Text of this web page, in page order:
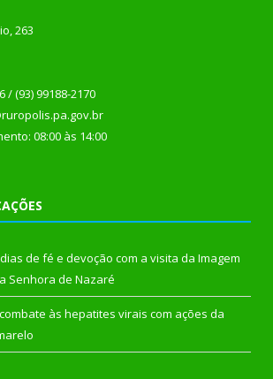
263
/ (93) 99188-2170
08:00 às 14:00
de fé e devoção com a visita da Imagem
Senhora de Nazaré
às hepatites virais com ações da